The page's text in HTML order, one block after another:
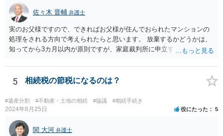
佐々木 晋輔 弁護士
実のお父様ですので、できればお父様が住んでおられたマンションの
処理をされる方向で考えられたらと思います。 放棄するかどうかは、
知ってから3カ月以内が原則ですが、家庭裁判所に申立すれば3カ月の
放棄するかどうか決めることができます。 銀行やサラ金が数年も放置
することはありませんので、数年後に借金が発見される可能性はほぼ
ありません。 なお、私が扱った相続放棄を検討していた案件で、期間
伸長して調査したところ、サラ金に対する過払金など相当な財産が見
つかったため相続したという事例がありました。
5 相続税の節税になるのは？
#遺産分割 #不動産・土地の相続 #協議 #相続手続き
2024年8月25日 役にたった 5
関 大河 弁護士